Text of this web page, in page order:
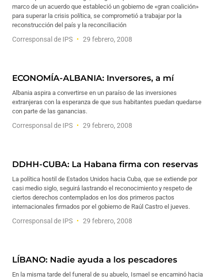
marco de un acuerdo que estableció un gobierno de «gran coalición»
para superar la crisis política, se comprometió a trabajar por la
reconstrucción del país y la reconciliación
Corresponsal de IPS 29 febrero, 2008
ECONOMÍA-ALBANIA: Inversores, a mí
Albania aspira a convertirse en un paraíso de las inversiones
extranjeras con la esperanza de que sus habitantes puedan quedarse
con parte de las ganancias.
Corresponsal de IPS 29 febrero, 2008
DDHH-CUBA: La Habana firma con reservas
La política hostil de Estados Unidos hacia Cuba, que se extiende por
casi medio siglo, seguirá lastrando el reconocimiento y respeto de
ciertos derechos contemplados en los dos primeros pactos
internacionales firmados por el gobierno de Raúl Castro el jueves.
Corresponsal de IPS 29 febrero, 2008
LÍBANO: Nadie ayuda a los pescadores
En la misma tarde del funeral de su abuelo, Ismael se encaminó hacia